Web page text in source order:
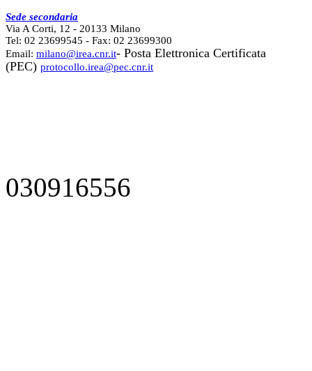
Sede secondaria
Via A Corti, 12 - 20133 Milano
Tel: 02 23699545 - Fax: 02 23699300
Email: milano@irea.cnr.it- Posta Elettronica Certificata
(PEC) protocollo.irea@pec.cnr.it
030916556